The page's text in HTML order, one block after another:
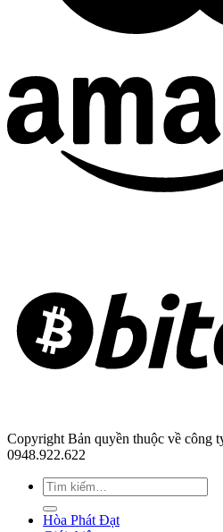
Copyright Bản quyền thuộc về công
0948.922.622
Hòa Phát Đạt